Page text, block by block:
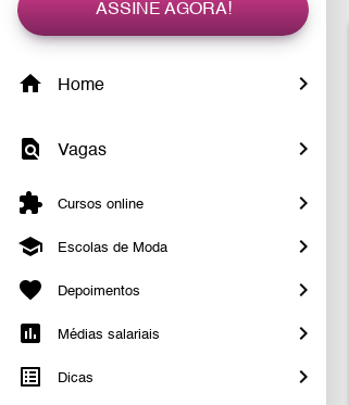
ASSINE AGORA!
Home
Vagas
Cursos online
Escolas de Moda
Depoimentos
Médias salariais
Dicas